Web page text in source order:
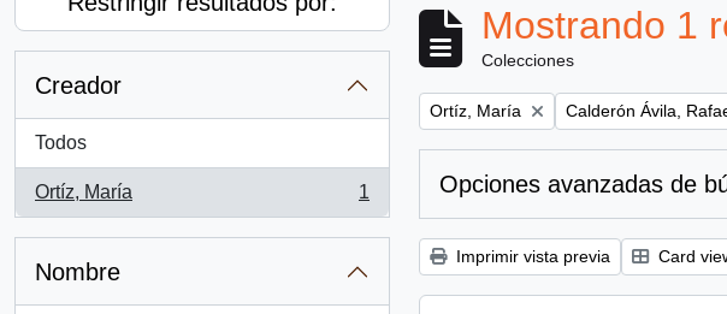
Creador
Todos
Ortíz, María
, 1 resultados
1
Nombre
Mostrando 1
Colecciones
Remove filter:
Ortíz, María Remove filter:
Calderón Ávila,
Opciones avanzadas de
Imprimir vista previa Card